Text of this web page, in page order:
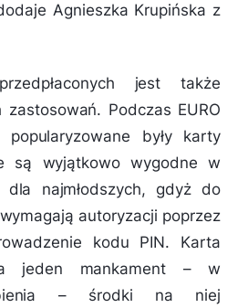
Agnieszka Krupińska z
jest także
Podczas EURO
popularyzowane były karty
są wyjątkowo wygodne w
dla najmłodszych, gdyż do
autoryzacji poprzez
kodu PIN. Karta
jeden mankament – w
– środki na niej